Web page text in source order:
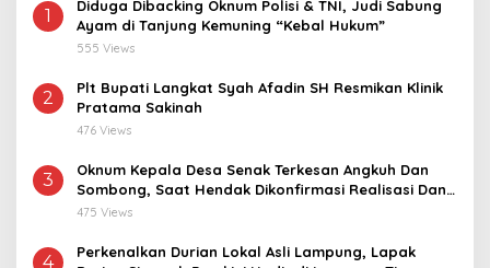
1
Diduga Dibacking Oknum Polisi & TNI, Judi Sabung
Ayam di Tanjung Kemuning “Kebal Hukum”
555 Views
2
Plt Bupati Langkat Syah Afadin SH Resmikan Klinik
Pratama Sakinah
476 Views
3
Oknum Kepala Desa Senak Terkesan Angkuh Dan
Sombong, Saat Hendak Dikonfirmasi Realisasi Dana
Desa 2021-2024
475 Views
4
Perkenalkan Durian Lokal Asli Lampung, Lapak